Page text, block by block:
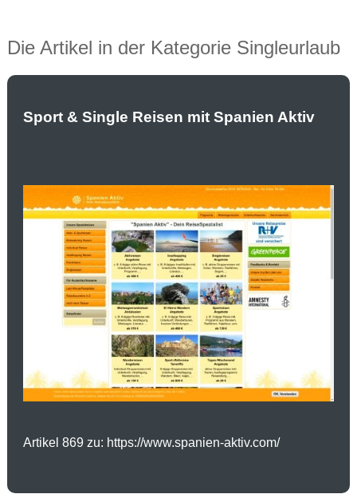
Die Artikel in der Kategorie Singleurlaub
Sport & Single Reisen mit Spanien Aktiv
Artikel 869 zu: https://www.spanien-aktiv.com/